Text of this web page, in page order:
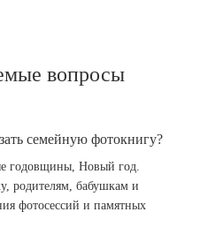
вопросы
семейную фотокнигу?
годовщины, Новый год.
родителям, бабушкам и
фотосессий и памятных